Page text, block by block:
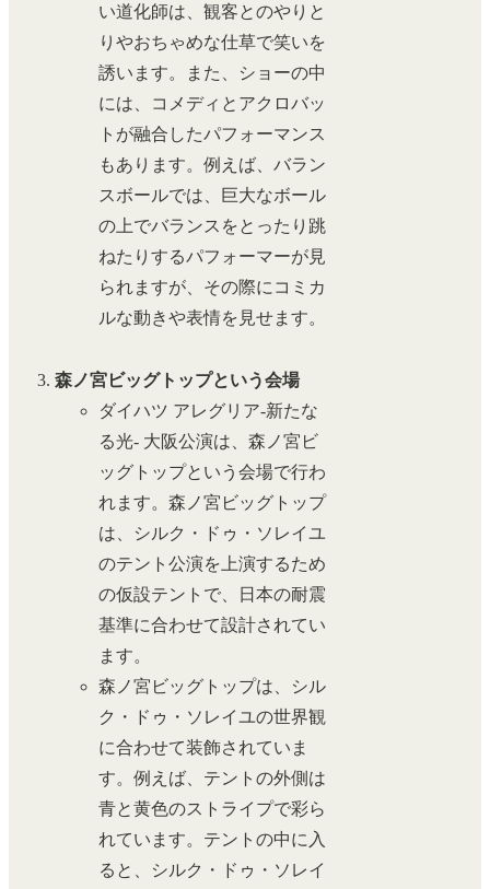
い道化師は、観客とのやりと
りやおちゃめな仕草で笑いを
誘います。また、ショーの中
には、コメディとアクロバッ
トが融合したパフォーマンス
もあります。例えば、バラン
スボールでは、巨大なボール
の上でバランスをとったり跳
ねたりするパフォーマーが見
られますが、その際にコミカ
ルな動きや表情を見せます。
森ノ宮ビッグトップという会場
ダイハツ アレグリア-新たな
る光- 大阪公演は、森ノ宮ビ
ッグトップという会場で行わ
れます。森ノ宮ビッグトップ
は、シルク・ドゥ・ソレイユ
のテント公演を上演するため
の仮設テントで、日本の耐震
基準に合わせて設計されてい
ます。
森ノ宮ビッグトップは、シル
ク・ドゥ・ソレイユの世界観
に合わせて装飾されていま
す。例えば、テントの外側は
青と黄色のストライプで彩ら
れています。テントの中に入
ると、シルク・ドゥ・ソレイ